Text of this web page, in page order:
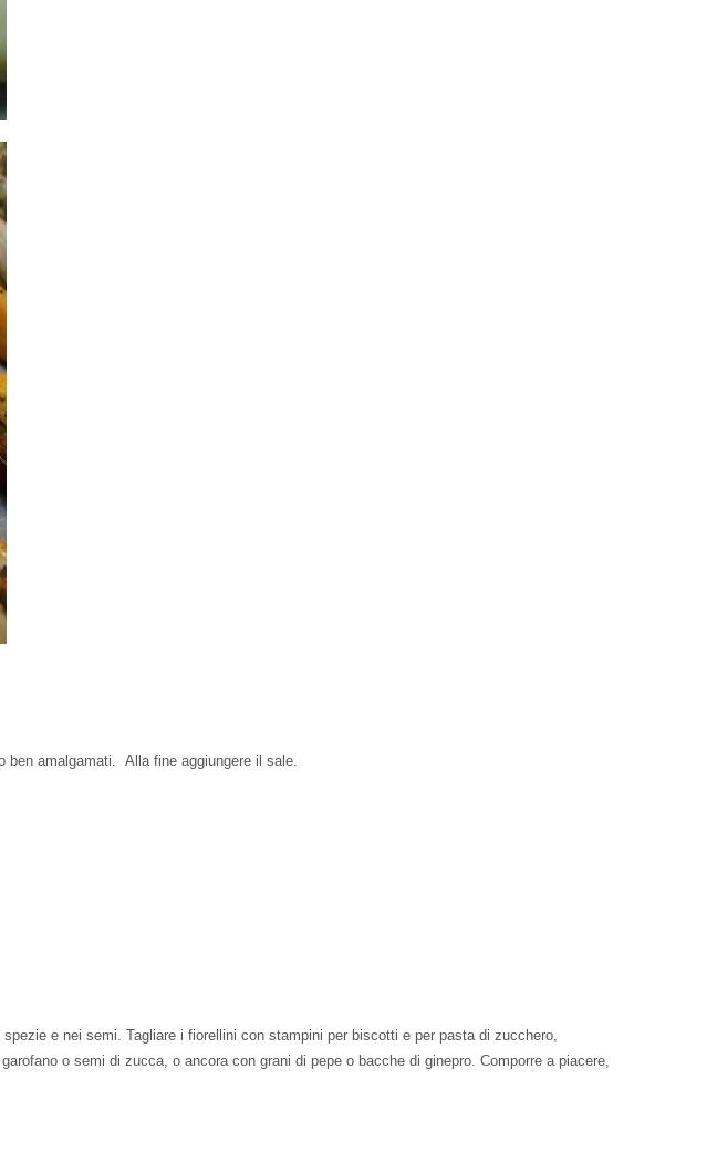
ben amalgamati. Alla fine aggiungere il sale.
e nei semi. Tagliare i fiorellini con stampini per biscotti e per pasta di zucchero,
o semi di zucca, o ancora con grani di pepe o bacche di ginepro. Comporre a piacere,